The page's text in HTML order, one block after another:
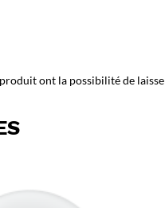
ont la possibilité de